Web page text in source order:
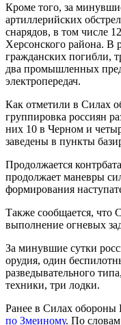
Кроме того, за
артиллерийских
снарядов, в том числе
Херсонского района. В
гражданских погибли,
два промышленных
электропередач.
Как отметили в Силах
группировка россиян
них 10 в Черном и
заведены в пункты
Продолжается
продолжает маневры
формирования
Также сообщается,
выполнение огневых
За минувшие сутки
орудия, один
разведывательного
техники, три лодки.
Ранее в Силах обороны
по Змеиному. По